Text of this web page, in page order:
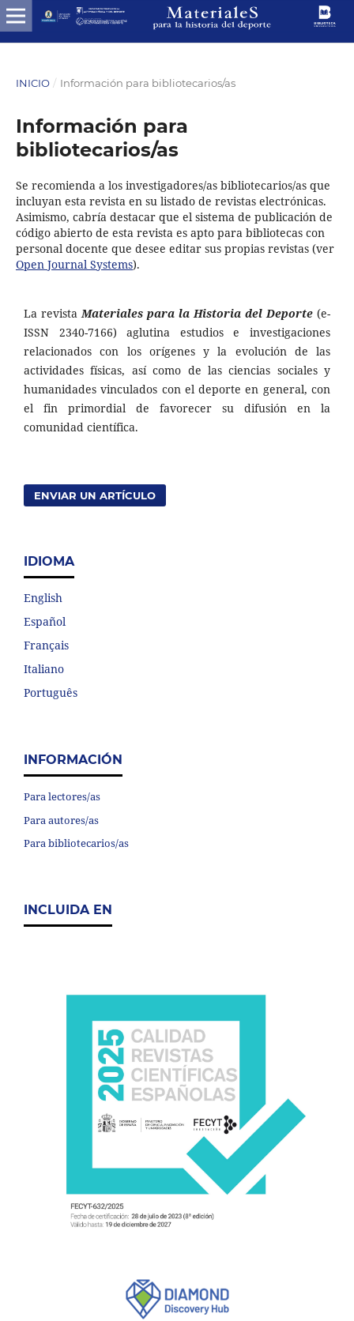
INICIO / Información para bibliotecarios/as
Información para
bibliotecarios/as
Se recomienda a los investigadores/as bibliotecarios/as que
incluyan esta revista en su listado de revistas electrónicas.
Asimismo, cabría destacar que el sistema de publicación de
código abierto de esta revista es apto para bibliotecas con
personal docente que desee editar sus propias revistas (ver
Open Journal Systems).
La revista Materiales para la Historia del Deporte (e-
ISSN 2340-7166) aglutina estudios e investigaciones
relacionados con los orígenes y la evolución de las
actividades físicas, así como de las ciencias sociales y
humanidades vinculados con el deporte en general, con
el fin primordial de favorecer su difusión en la
comunidad científica.
ENVIAR UN ARTÍCULO
IDIOMA
English
Español
Français
Italiano
Português
INFORMACIÓN
Para lectores/as
Para autores/as
Para bibliotecarios/as
INCLUIDA EN